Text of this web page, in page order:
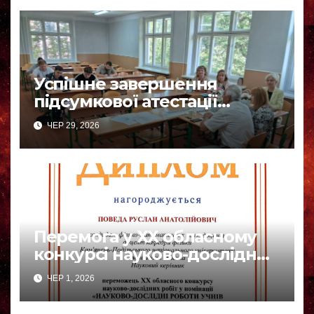
Успішне завершення
підсумкової атестації
бакалаврів-фізиків
ЧЕР 29, 2026
Перемога у ХХ обласному
конкурсі науково-дослідних
робіт
ЧЕР 1, 2026